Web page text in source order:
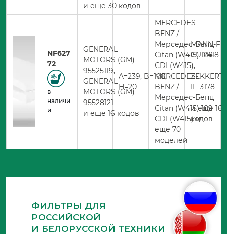
и еще 30 кодов
NF627
72
в
наличи
и
GENERAL
MOTORS (GM)
95525119,
GENERAL
MOTORS (GM)
95528121
и еще 16 кодов
A=239, B=108,
H=20
MERCEDES-
BENZ /
Мерседес-Бенц
Citan (W415) 108
CDI (W415),
MERCEDES-
BENZ /
Мерседес-Бенц
Citan (W415) 109
CDI (W415) и
еще 70
моделей
MANN-
CU 2418-2
ZEKKERT
IF-3178
и еще 169
кодов
ФИЛЬТРЫ ДЛЯ
РОССИЙСКОЙ
И БЕЛОРУССКОЙ ТЕХНИКИ